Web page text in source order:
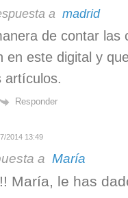
a madrid
de contar
en este digital y
artículos.
Responder
2014 13:49
a María
María, le has